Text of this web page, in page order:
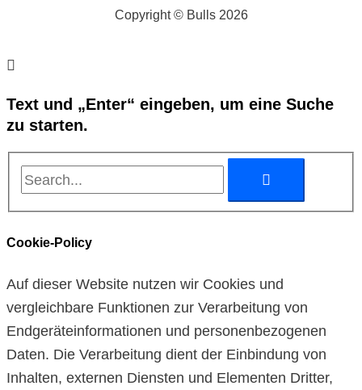
Copyright © Bulls 2026
Text und „Enter“ eingeben, um eine Suche
zu starten.
Cookie-Policy
Auf dieser Website nutzen wir Cookies und
vergleichbare Funktionen zur Verarbeitung von
Endgeräteinformationen und personenbezogenen
Daten. Die Verarbeitung dient der Einbindung von
Inhalten, externen Diensten und Elementen Dritter,